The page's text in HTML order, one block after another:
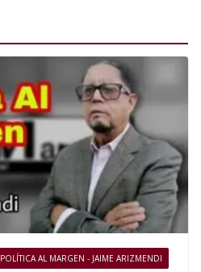
POLÍTICA AL MARGEN - JAIME ARIZMENDI